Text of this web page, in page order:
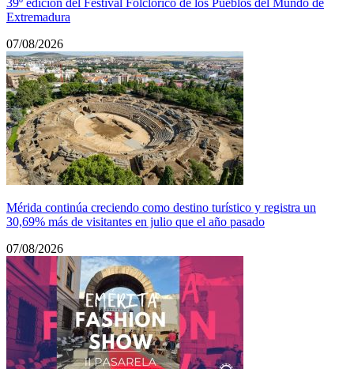
39º edición del Festival Folclórico de los Pueblos del Mundo de
Extremadura
07/08/2026
Mérida continúa creciendo como destino turístico y registra un
30,69% más de visitantes en julio que el año pasado
07/08/2026